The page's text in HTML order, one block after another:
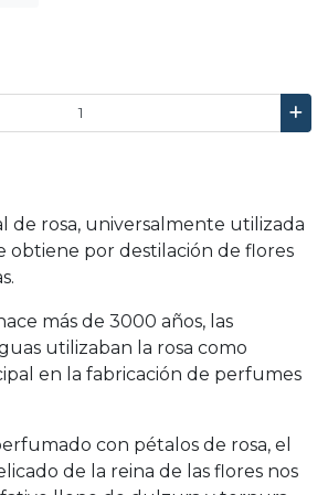
de rosa, universalmente utilizada
obtiene por destilación de flores
más de 3000 años, las
utilizaban la rosa como
en la fabricación de perfumes
con pétalos de rosa, el
de la reina de las flores nos